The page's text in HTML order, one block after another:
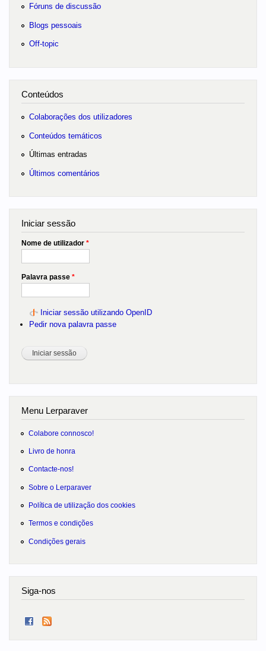
Fóruns de discussão
Blogs pessoais
Off-topic
Conteúdos
Colaborações dos utilizadores
Conteúdos temáticos
Últimas entradas
Últimos comentários
Iniciar sessão
Nome de utilizador *
Palavra passe *
Iniciar sessão utilizando OpenID
Pedir nova palavra passe
Menu Lerparaver
Colabore connosco!
Livro de honra
Contacte-nos!
Sobre o Lerparaver
Política de utilização dos cookies
Termos e condições
Condições gerais
Siga-nos